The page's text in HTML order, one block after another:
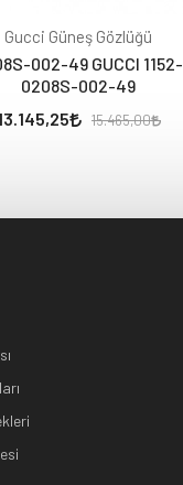
Gucci Güneş Gözlüğü
002-49 GUCCI 1152-
0208S-002-49
15.465,00